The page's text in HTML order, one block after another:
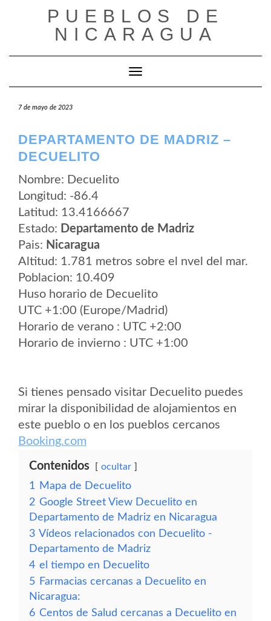
PUEBLOS DE
NICARAGUA
Cambiar modo de navegación
7 de mayo de 2023
DEPARTAMENTO DE MADRIZ –
DECUELITO
Nombre: Decuelito
Longitud: -86.4
Latitud: 13.4166667
Estado: Departamento de Madriz
Pais: Nicaragua
Altitud: 1.781 metros sobre el nvel del mar.
Poblacion: 10.409
Huso horario de Decuelito
UTC +1:00 (Europe/Madrid)
Horario de verano : UTC +2:00
Horario de invierno : UTC +1:00
Si tienes pensado visitar Decuelito puedes
mirar la disponibilidad de alojamientos en
este pueblo o en los pueblos cercanos
Booking.com
Contenidos ocultar
1
Mapa de Decuelito
2 Google Street View Decuelito en
Departamento de Madriz en Nicaragua
3 Vídeos relacionados con Decuelito -
Departamento de Madriz
4 el tiempo en Decuelito
5 Farmacias cercanas a Decuelito en
Nicaragua:
6 Centos de Salud cercanas a Decuelito en